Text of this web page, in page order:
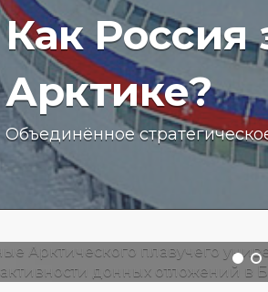
Как
Арктике?
Объединённое
Ученые Арктического
университета начали
радиоактивности
отложений в